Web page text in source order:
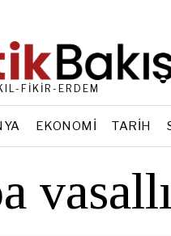
FİKİR-ERDEM
EKONOMI TARIH